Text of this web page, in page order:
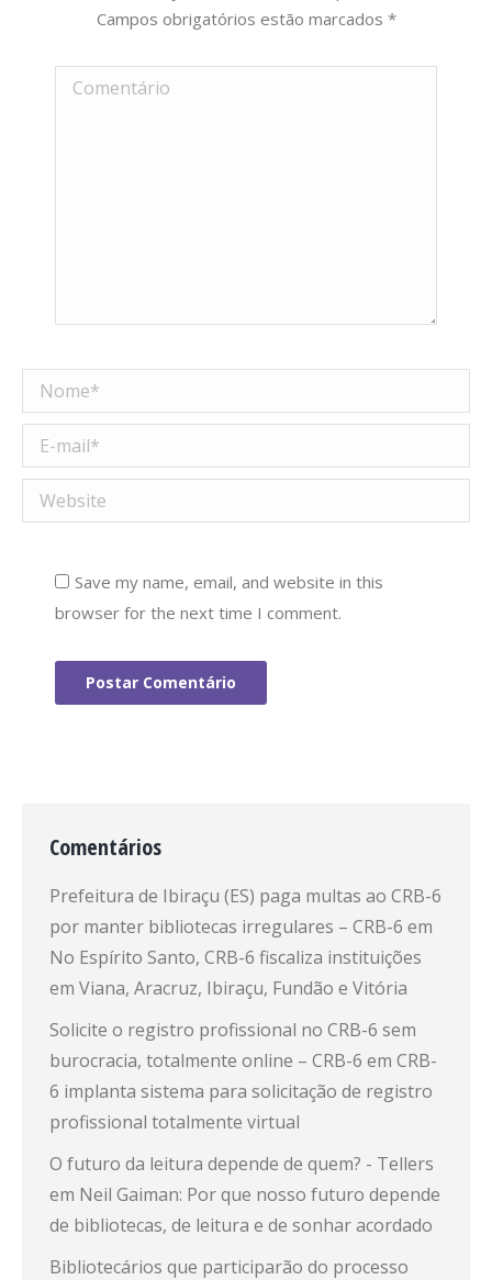
Campos obrigatórios estão marcados *
Comentário
Nome *
E-mail *
Website
Save my name, email, and website in this
browser for the next time I comment.
Postar Comentário
Comentários
Prefeitura de Ibiraçu (ES) paga multas ao CRB-6
por manter bibliotecas irregulares – CRB-6 em
No Espírito Santo, CRB-6 fiscaliza instituições
em Viana, Aracruz, Ibiraçu, Fundão e Vitória
Solicite o registro profissional no CRB-6 sem
burocracia, totalmente online – CRB-6 em CRB-
6 implanta sistema para solicitação de registro
profissional totalmente virtual
O futuro da leitura depende de quem? - Tellers
em Neil Gaiman: Por que nosso futuro depende
de bibliotecas, de leitura e de sonhar acordado
Bibliotecários que participarão do processo